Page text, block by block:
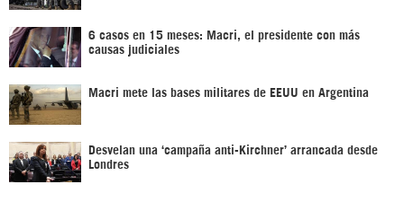
6 casos en 15 meses: Macri, el presidente con más
causas judiciales
Macri mete las bases militares de EEUU en Argentina
Desvelan una ‘campaña anti-Kirchner’ arrancada desde
Londres